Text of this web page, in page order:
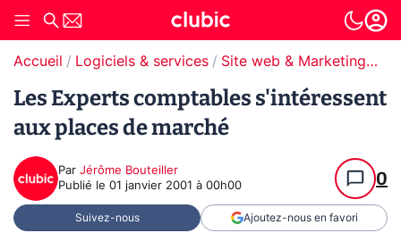
Accueil Logiciels & services Site web & Marketing Digital
Les Experts comptables s'intéressent
aux places de marché
Par Jérôme Bouteiller
Publié le 01 janvier 2001 à 00h00 0
Suivez-nous Ajoutez-nous en favori